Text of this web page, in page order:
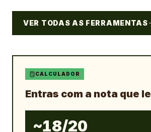
VER TODAS AS FERRAMENTAS
CALCULADOR
Entras com a nota que
~18/20